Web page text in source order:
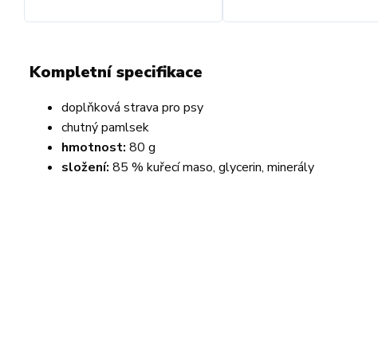
Kompletní specifikace
doplňková strava pro psy
chutný pamlsek
hmotnost: 80 g
složení: 85 % kuřecí maso, glycerin, minerály